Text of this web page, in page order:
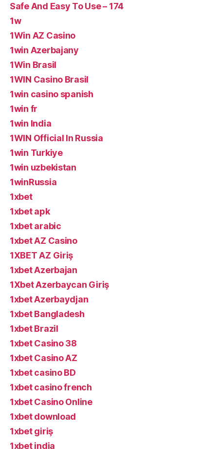
Safe And Easy To Use – 174
1w
1Win AZ Casino
1win Azerbajany
1Win Brasil
1WIN Casino Brasil
1win casino spanish
1win fr
1win India
1WIN Official In Russia
1win Turkiye
1win uzbekistan
1winRussia
1xbet
1xbet apk
1xbet arabic
1xbet AZ Casino
1XBET AZ Giriş
1xbet Azerbajan
1Xbet Azerbaycan Giriş
1xbet Azerbaydjan
1xbet Bangladesh
1xbet Brazil
1xbet Casino 38
1xbet Casino AZ
1xbet casino BD
1xbet casino french
1xbet Casino Online
1xbet download
1xbet giriş
1xbet india